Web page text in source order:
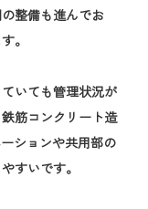
整備も進んでお
。
いても管理状況が
筋コンクリート造
ションや共用部の
すいです。